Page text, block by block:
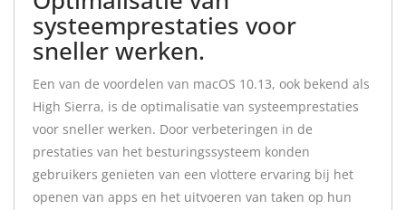
systeemprestaties voor
sneller werken.
Een van de voordelen van macOS 10.13, ook bekend als
High Sierra, is de optimalisatie van systeemprestaties
voor sneller werken. Door verbeteringen in de
prestaties van het besturingssysteem konden
gebruikers genieten van een vlottere ervaring bij het
openen van apps en het uitvoeren van taken op hun